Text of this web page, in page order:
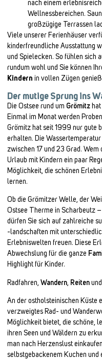
nach einem
Wellnessbereichen.
großzügige Terrassen
Viele unserer Ferienhäuser
kinderfreundliche Ausstattung
und Spielecken. So fühlen sich
rundum wohl und Sie können
Kindern in vollen Zügen
Der mutige Sprung ins
Die Ostsee rund um Grömitz
Einmal im Monat werden
Grömitz hat seit 1999 nur gute
erhalten. Die
zwischen 17 und 23 Grad.
Urlaub mit Kindern ein paar
Möglichkeit, die schönen
lernen.
Ob die Grömitzer Welle, der
Ostsee Therme in Scharbeutz –
dürfen Sie sich auf zahlreiche
-landschaften mit
Erlebniswelten freuen. Diese
Abwechslung für die ganze
Highlight für Kinder.
Radfahren,Wandern Reiten
An der ostholsteinischen Küste
verzweigtes Rad- und
Möglichkeit bietet, die schöne,
ihren Seen und Wäldern zu
man nach Herzenslust
selbstgebackenem Kuchen und